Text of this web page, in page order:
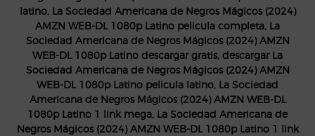
latino, La Sociedad Americana de Negros Mágicos (2024)
AMZN WEB-DL 1080p Latino pelicula completa, La
Sociedad Americana de Negros Mágicos (2024) AMZN
WEB-DL 1080p Latino descargar gratis, descargar La
Sociedad Americana de Negros Mágicos (2024) AMZN
WEB-DL 1080p Latino pelicula latino, La Sociedad
Americana de Negros Mágicos (2024) AMZN WEB-DL
1080p Latino 1 link mega, La Sociedad Americana de
Negros Mágicos (2024) AMZN WEB-DL 1080p Latino 1 link